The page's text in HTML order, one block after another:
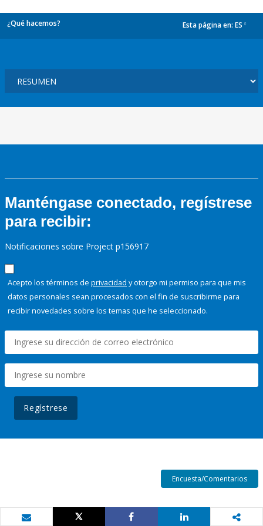
¿Qué hacemos? Esta página en: ES
Manténgase conectado, regístrese
para recibir:
Notificaciones sobre Project p156917
Acepto los términos de privacidad y otorgo mi permiso para que mis
datos personales sean procesados con el fin de suscribirme para
recibir novedades sobre los temas que he seleccionado.
Regístrese
Encuesta/Comentarios